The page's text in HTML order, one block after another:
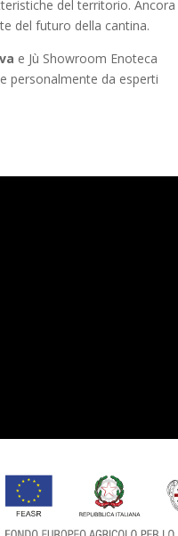
del territorio.
del futuro della cantina.
e Jù Showroom Enoteca
personalmente da esperti